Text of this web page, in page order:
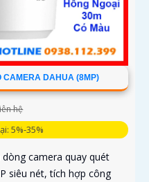
CAMERA DAHUA (8MP)
hệ
5%-35%
dòng camera quay quét
siêu nét, tích hợp công